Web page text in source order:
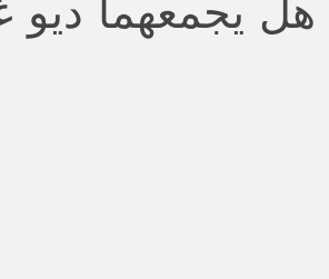
يجمعهما ديو